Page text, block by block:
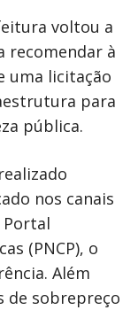
voltou a
recomendar à
uma licitação
para
pública.
nos canais
(PNCP), o
Além
de sobrepreço